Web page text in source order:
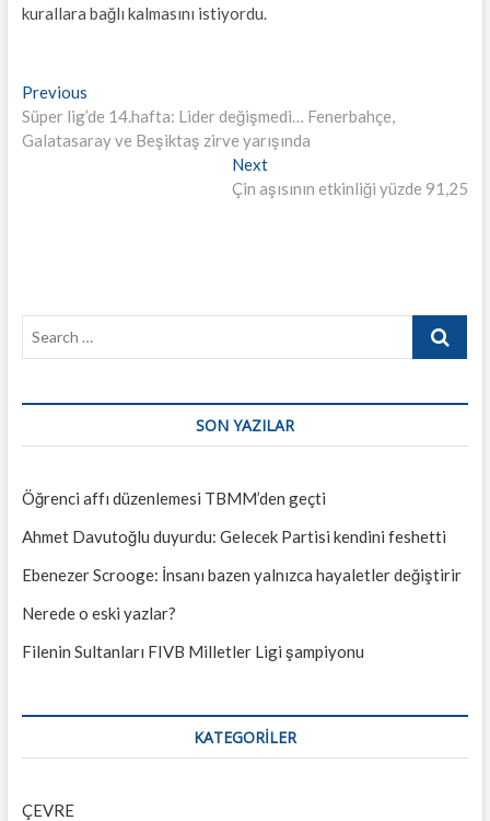
kurallara bağlı kalmasını istiyordu.
Yazı
gezinmesi
PreviousPrevious
post:
Süper lig’de 14.hafta: Lider değişmedi… Fenerbahçe,
Galatasaray ve Beşiktaş zirve yarışında
NextNext
post:
Çin aşısının etkinliği yüzde 91,25
Search
SON YAZILAR
Öğrenci affı düzenlemesi TBMM’den geçti
Ahmet Davutoğlu duyurdu: Gelecek Partisi kendini feshetti
Ebenezer Scrooge: İnsanı bazen yalnızca hayaletler değiştirir
Nerede o eski yazlar?
Filenin Sultanları FIVB Milletler Ligi şampiyonu
KATEGORILER
ÇEVRE